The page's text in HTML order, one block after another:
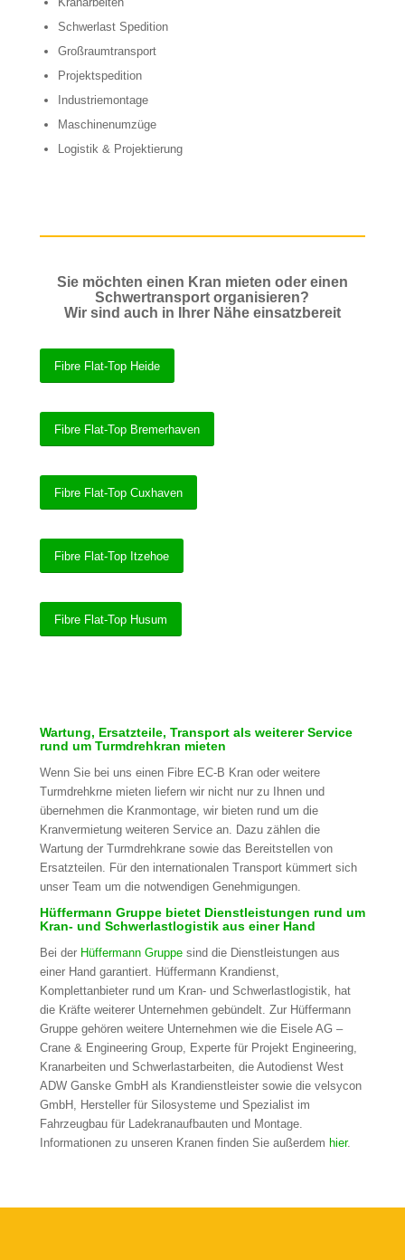
Schwerlast Spedition
Großraumtransport
Projektspedition
Industriemontage
Maschinenumzüge
Logistik & Projektierung
Sie möchten einen Kran mieten oder einen
Schwertransport organisieren?
Wir sind auch in Ihrer Nähe einsatzbereit
Fibre Flat-Top Heide
Fibre Flat-Top Bremerhaven
Fibre Flat-Top Cuxhaven
Fibre Flat-Top Itzehoe
Fibre Flat-Top Husum
Wartung, Ersatzteile, Transport als weiterer Service
rund um Turmdrehkran mieten
Wenn Sie bei uns einen Fibre EC-B Kran oder weitere
Turmdrehkrne mieten liefern wir nicht nur zu Ihnen und
übernehmen die Kranmontage, wir bieten rund um die
Kranvermietung weiteren Service an. Dazu zählen die
Wartung der Turmdrehkrane sowie das Bereitstellen von
Ersatzteilen. Für den internationalen Transport kümmert sich
unser Team um die notwendigen Genehmigungen.
Hüffermann Gruppe bietet Dienstleistungen rund um
Kran- und Schwerlastlogistik aus einer Hand
Bei der Hüffermann Gruppesind die Dienstleistungen aus
einer Hand garantiert. Hüffermann Krandienst,
Komplettanbieter rund um Kran- und Schwerlastlogistik, hat
die Kräfte weiterer Unternehmen gebündelt. Zur Hüffermann
Gruppe gehören weitere Unternehmen wie die Eisele AG –
Crane & Engineering Group, Experte für Projekt Engineering,
Kranarbeiten und Schwerlastarbeiten, die Autodienst West
ADW Ganske GmbH als Krandienstleister sowie die velsycon
GmbH, Hersteller für Silosysteme und Spezialist im
Fahrzeugbau für Ladekranaufbauten und Montage.
Informationen zu unseren Kranen finden Sie außerdem hier.